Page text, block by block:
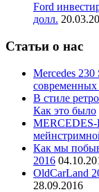
Ford
долл.
Статьи о нас
Mercedes
современных
В стиле
Как это было
MERCEDES-
Как мы
2016
OldCarLand
28.09.2016